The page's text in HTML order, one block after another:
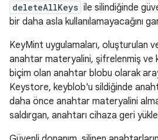
deleteAllKeys ile silindiğinde
bir daha asla kullanılamayacağını
KeyMint uygulamaları, oluşturulan
anahtar materyalini, şifrelenmiş ve
biçim olan anahtar blobu olarak
Keystore, keyblob'u sildiğinde
daha önce anahtar materyalini
saldırgan, anahtarı cihaza geri